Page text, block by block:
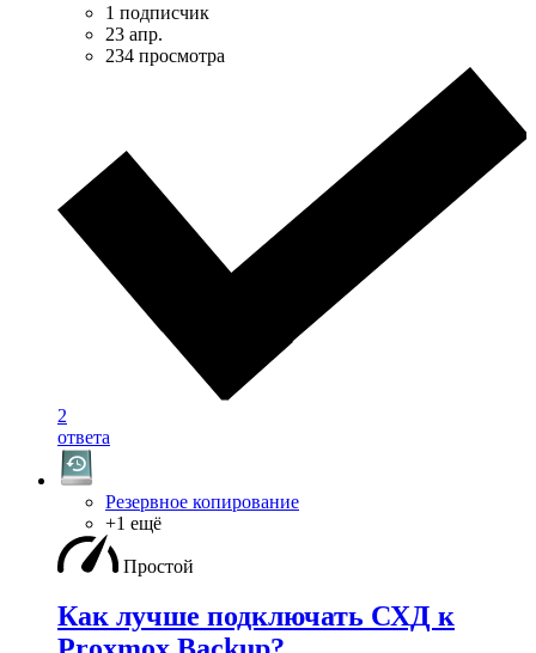
1 подписчик
23 апр.
234 просмотра
2
ответа
Резервное копирование
+1 ещё
Простой
Как лучше подключать СХД к